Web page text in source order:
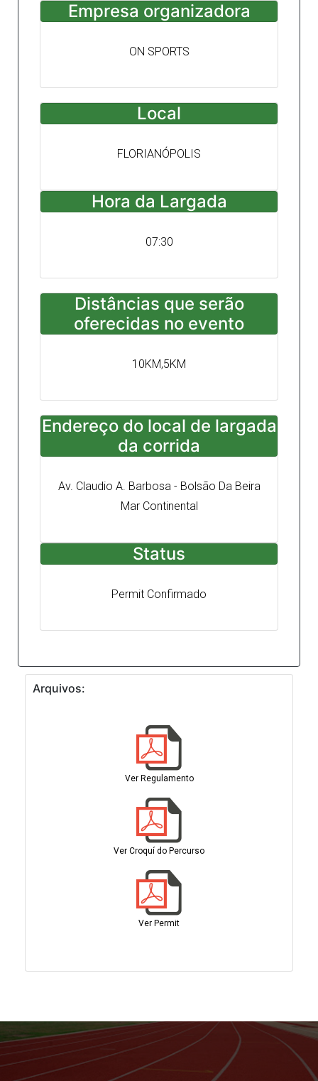
Empresa organizadora
ON SPORTS
Local
FLORIANÓPOLIS
Hora da Largada
07:30
Distâncias que serão
oferecidas no evento
10KM,5KM
Endereço do local de largada
da corrida
Av. Claudio A. Barbosa - Bolsão Da Beira
Mar Continental
Status
Permit Confirmado
Arquivos:
Ver Regulamento
Ver Croquí do Percurso
Ver Permit